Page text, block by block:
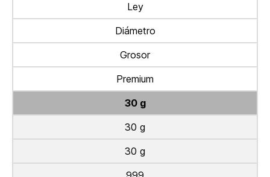
Ley
Diámetro
Grosor
Premium
30 g
30 g
30 g